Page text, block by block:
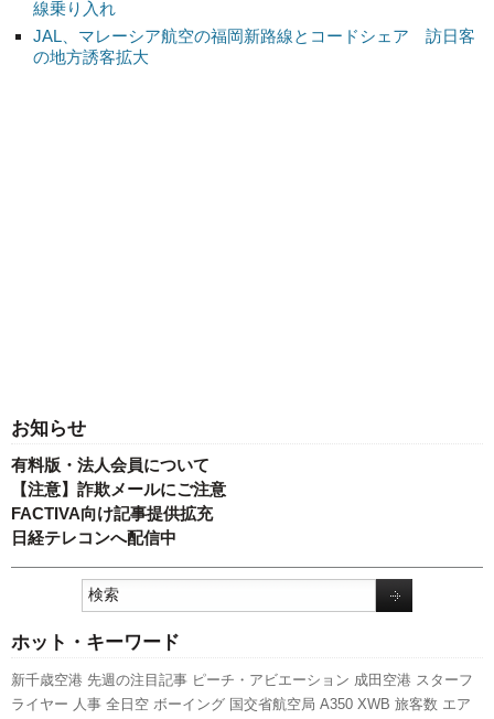
線乗り入れ
JAL、マレーシア航空の福岡新路線とコードシェア 訪日客
の地方誘客拡大
お知らせ
有料版・法人会員について
【注意】詐欺メールにご注意
FACTIVA向け記事提供拡充
日経テレコンへ配信中
ホット・キーワード
新千歳空港 先週の注目記事 ピーチ・アビエーション 成田空港 スターフ
ライヤー 人事 全日空 ボーイング 国交省航空局 A350 XWB 旅客数 エア